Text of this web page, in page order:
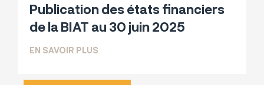
Publication des états financiers
de la BIAT au 30 juin 2025
EN SAVOIR PLUS